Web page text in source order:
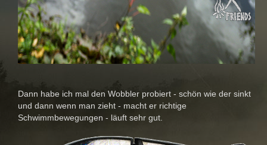
Dann habe ich mal den Wobbler probiert - schön wie der sinkt
und dann wenn man zieht - macht er richtige
Schwimmbewegungen - läuft sehr gut.